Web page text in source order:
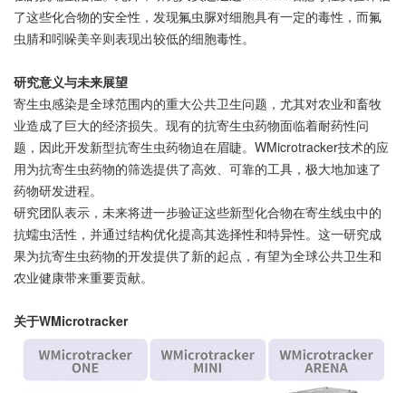
了这些化合物的安全性，发现氟虫脲对细胞具有一定的毒性，而氟
虫腈和吲哚美辛则表现出较低的细胞毒性。
研究意义与未来展望
寄生虫感染是全球范围内的重大公共卫生问题，尤其对农业和畜牧
业造成了巨大的经济损失。现有的抗寄生虫药物面临着耐药性问
题，因此开发新型抗寄生虫药物迫在眉睫。WMicrotracker技术的应
用为抗寄生虫药物的筛选提供了高效、可靠的工具，极大地加速了
药物研发进程。
研究团队表示，未来将进一步验证这些新型化合物在寄生线虫中的
抗蠕虫活性，并通过结构优化提高其选择性和特异性。这一研究成
果为抗寄生虫药物的开发提供了新的起点，有望为全球公共卫生和
农业健康带来重要贡献。
关于WMicrotracker